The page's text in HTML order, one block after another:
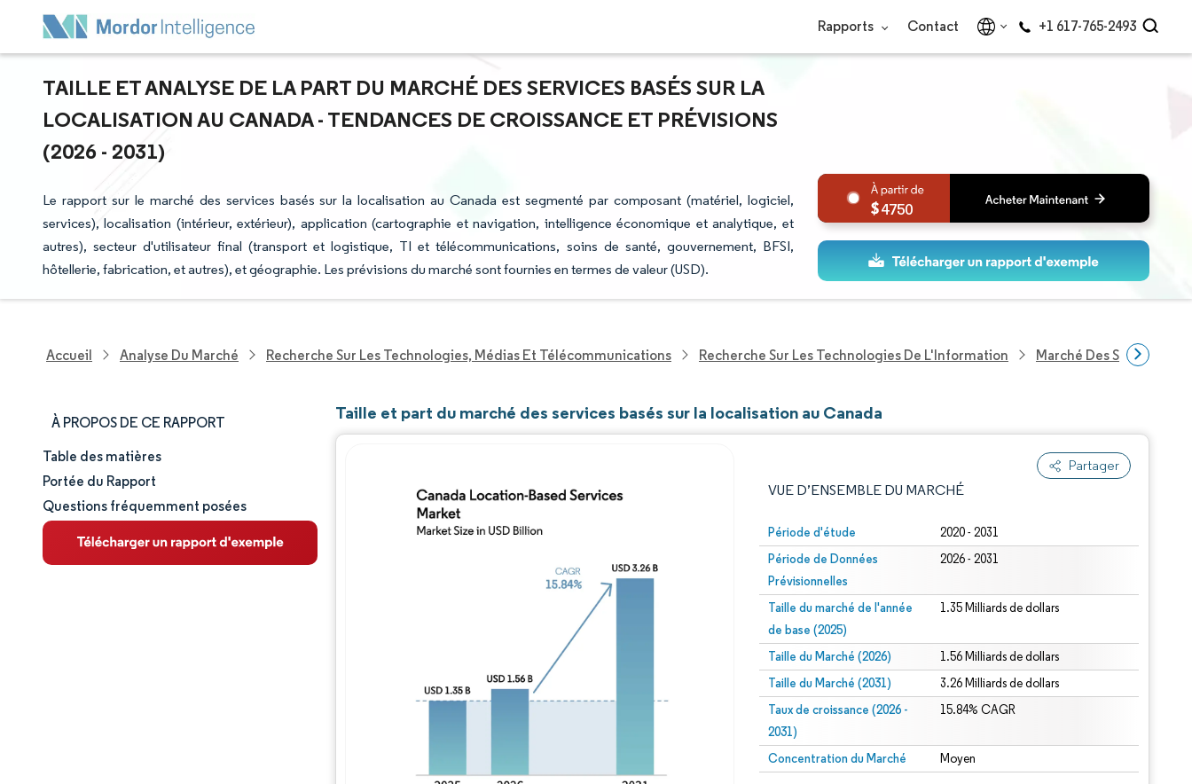
Rapports Contact +1 617-765-2493
TAILLE ET ANALYSE DE LA PART DU MARCHÉ DES SERVICES BASÉS SUR LA
LOCALISATION AU CANADA - TENDANCES DE CROISSANCE ET PRÉVISIONS
(2026 - 2031)
Le rapport sur le marché des services basés sur la localisation au Canada est segmenté par composant (matériel, logiciel,
services), localisation (intérieur, extérieur), application (cartographie et navigation, intelligence économique et analytique, et
autres), secteur d'utilisateur final (transport et logistique, TI et télécommunications, soins de santé, gouvernement, BFSI,
hôtellerie, fabrication, et autres), et géographie. Les prévisions du marché sont fournies en termes de valeur (USD).
4750
Accueil Analyse Du Marché Recherche Sur Les Technologies, Médias Et Télécommunications Recherche Sur Les Technologies De L'Information Marché Des Services
À PROPOS DE CE RAPPORT
Taille et part de marché
Analyse du marché
Tendances et perspectives
Table des matières
Portée du Rapport
Questions fréquemment posées
Taille et part du marché des services basés sur la localisation au Canada
Partager
VUE D’ENSEMBLE DU MARCHÉ
Période d'étude 2020 - 2031
Période de Données
Prévisionnelles
2026 - 2031
Taille du marché de l'année
de base (2025)
1.35 Milliards de dollars
Taille du Marché (2026) 1.56 Milliards de dollars
Taille du Marché (2031) 3.26 Milliards de dollars
Taux de croissance (2026 -
2031)
15.84% CAGR
Concentration du Marché Moyen
Image © Mordor Intelligence. La réutilisation nécessite une attribution sous CC BY 4.0.